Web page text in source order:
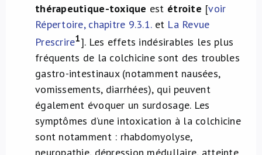
thérapeutique-toxique est étroite [voir
Répertoire, chapitre 9.3.1.et La Revue
Prescrire1]. Les effets indésirables les plus
fréquents de la colchicine sont des troubles
gastro-intestinaux (notamment nausées,
vomissements, diarrhées), qui peuvent
également évoquer un surdosage. Les
symptômes d’une intoxication à la colchicine
sont notamment : rhabdomyolyse,